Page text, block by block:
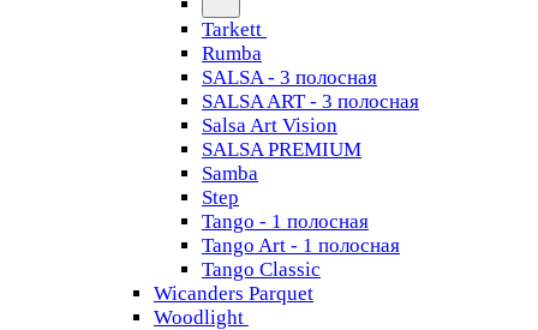
Tarkett
Rumba
SALSA - 3 полосная
SALSA ART - 3 полосная
Salsa Art Vision
SALSA PREMIUM
Samba
Step
Tango - 1 полосная
Tango Art - 1 полосная
Tango Classiс
Wicanders Parquet
Woodlight